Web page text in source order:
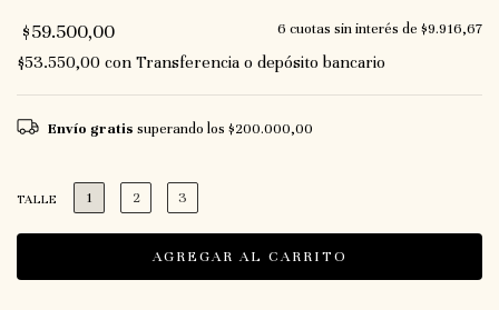
$59.500,00 6 cuotas sin interés de $9.916,67
$53.550,00 con Transferencia o depósito bancario
Envío gratis superando los $200.000,00
TALLE 1 2 3